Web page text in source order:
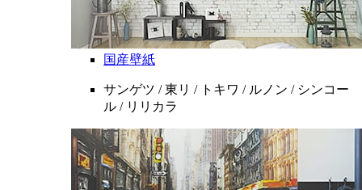
国産壁紙
サンゲツ / 東リ / トキワ / ルノン / シンコー
ル / リリカラ